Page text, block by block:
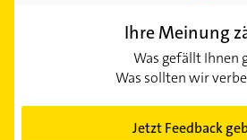
Ihre Meinung
Was gefällt Ihnen
Was sollten wir
Jetzt Feedback